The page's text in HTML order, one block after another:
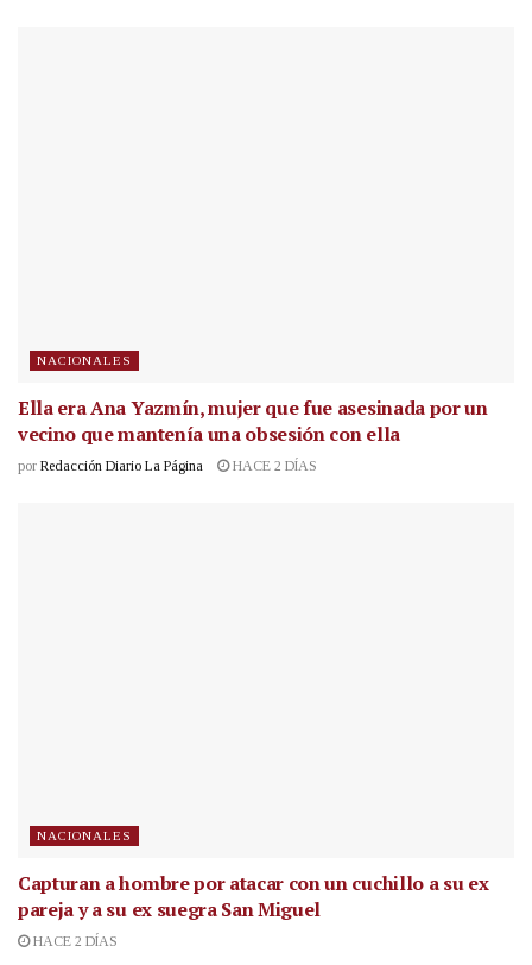
NACIONALES
Ella era Ana Yazmín, mujer que fue asesinada por un
vecino que mantenía una obsesión con ella
por Redacción Diario La Página HACE 2 DÍAS
NACIONALES
Capturan a hombre por atacar con un cuchillo a su ex
pareja y a su ex suegra San Miguel
HACE 2 DÍAS